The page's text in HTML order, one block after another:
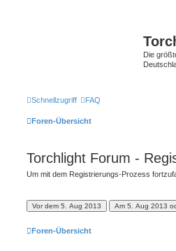
Die
Schnellzugriff FAQ
Foren-Übersicht
Torchlight Forum -
Um mit dem Registrierungs-Prozess
Foren-Übersicht